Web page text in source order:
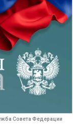
Совета Федерации